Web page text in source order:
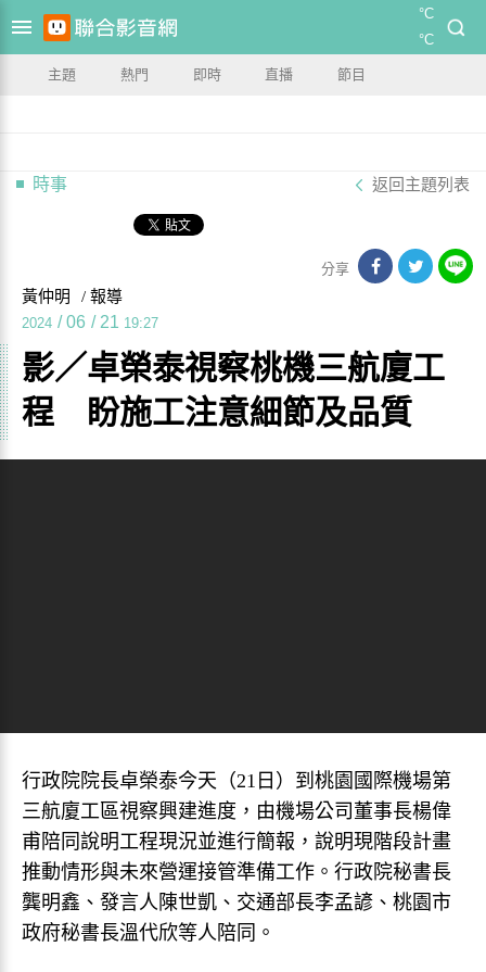
°C
°C
主題 熱門 即時 直播 節目
時事 返回主題列表
分享
黃仲明 / 報導
2024 / 06 / 21 19:27
影／卓榮泰視察桃機三航廈工
程 盼施工注意細節及品質
行政院院長卓榮泰今天（21日）到桃園國際機場第
三航廈工區視察興建進度，由機場公司董事長楊偉
甫陪同說明工程現況並進行簡報，說明現階段計畫
推動情形與未來營運接管準備工作。行政院秘書長
龔明鑫、發言人陳世凱、交通部長李孟諺、桃園市
政府秘書長溫代欣等人陪同。